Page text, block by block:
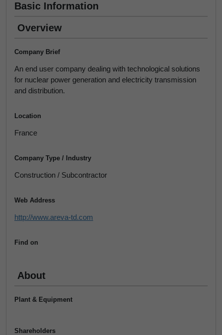
Basic Information
Overview
Company Brief
An end user company dealing with technological solutions
for nuclear power generation and electricity transmission
and distribution.
Location
France
Company Type / Industry
Construction / Subcontractor
Web Address
http://www.areva-td.com
Find on
About
Plant & Equipment
Shareholders